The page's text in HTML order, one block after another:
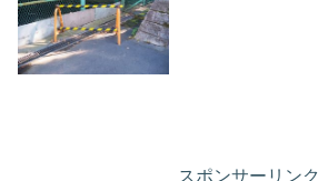
スポンサーリンク